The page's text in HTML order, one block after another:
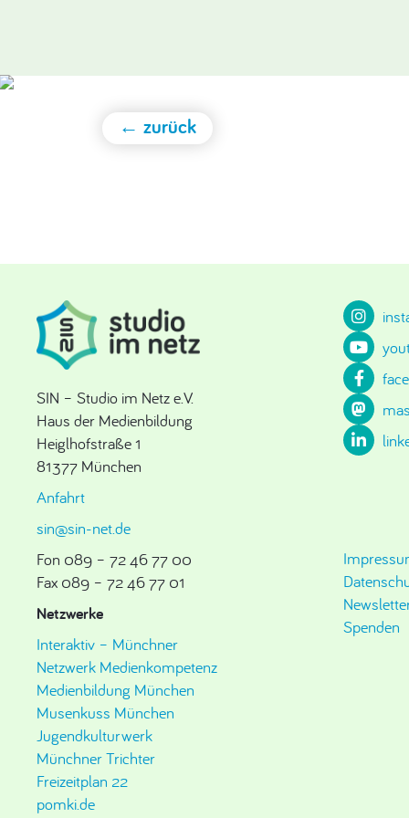
← zurück
SIN – Studio im Netz e.V.
Haus der Medienbildung
Heiglhofstraße 1
81377 München
Anfahrt
sin@sin-net.de
Fon 089 – 72 46 77 00
Fax 089 – 72 46 77 01
Netzwerke
Interaktiv – Münchner
Netzwerk Medienkompetenz
Medienbildung München
Musenkuss München
Jugendkulturwerk
Münchner Trichter
Freizeitplan 22
pomki.de
Spenden